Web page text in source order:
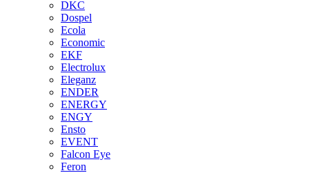
DKC
Dospel
Ecola
Economic
EKF
Electrolux
Eleganz
ENDER
ENERGY
ENGY
Ensto
EVENT
Falcon Eye
Feron